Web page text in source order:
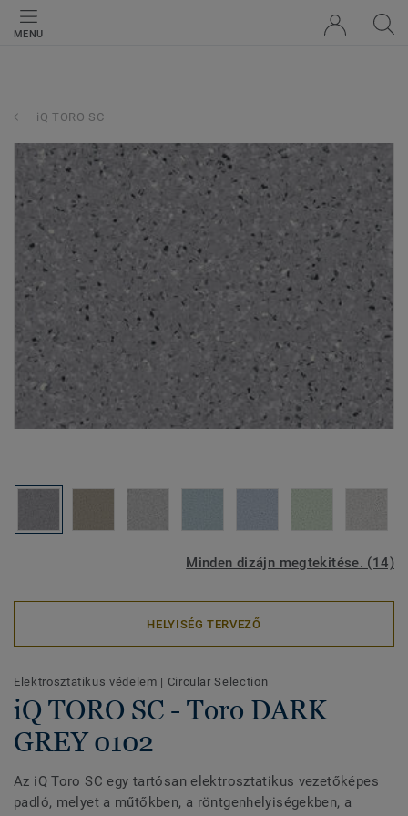
MENU
iQ TORO SC
Minden dizájn megtekitése. (14)
HELYISÉG TERVEZŐ
Elektrosztatikus védelem | Circular Selection
iQ TORO SC - Toro DARK
GREY 0102
Az iQ Toro SC egy tartósan elektrosztatikus vezetőképes
padló, melyet a műtőkben, a röntgenhelyiségekben, a